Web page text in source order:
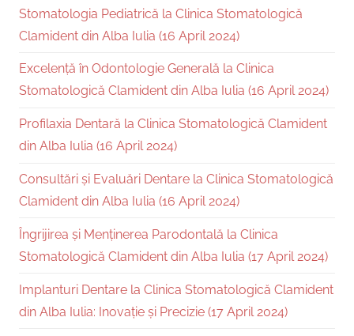
Stomatologia Pediatrică la Clinica Stomatologică
Clamident din Alba Iulia (16 April 2024)
Excelență în Odontologie Generală la Clinica
Stomatologică Clamident din Alba Iulia (16 April 2024)
Profilaxia Dentară la Clinica Stomatologică Clamident
din Alba Iulia (16 April 2024)
Consultări și Evaluări Dentare la Clinica Stomatologică
Clamident din Alba Iulia (16 April 2024)
Îngrijirea și Menținerea Parodontală la Clinica
Stomatologică Clamident din Alba Iulia (17 April 2024)
Implanturi Dentare la Clinica Stomatologică Clamident
din Alba Iulia: Inovație și Precizie (17 April 2024)